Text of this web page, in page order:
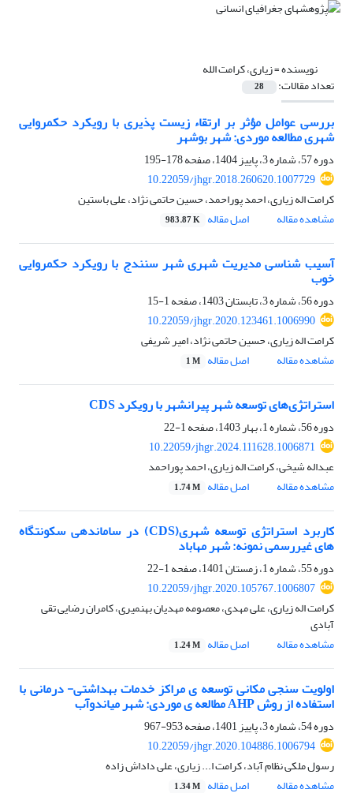
نویسنده =زیاری، کرامت ‏الله
تعداد مقالات: 28
بررسی عوامل مؤثر بر ارتقاء زیست پذیری با رویکرد حکمروایی
شهری مطالعه موردی: شهر بوشهر
دوره 57، شماره 3، پاییز 1404، صفحه
178-195
10.22059/jhgr.2018.260620.1007729
کرامت اله زیاری، احمد پوراحمد، حسین حاتمی نژاد، علی باستین
مشاهده مقاله
اصل مقاله 983.87 K
آسیب شناسی مدیریت شهری شهر سنندج با رویکرد حکمروایی
خوب
دوره 56، شماره 3، تابستان 1403، صفحه
1-15
10.22059/jhgr.2020.123461.1006990
کرامت اله زیاری، حسین حاتمی نژاد، امیر شریفی
مشاهده مقاله
اصل مقاله 1 M
استراتژی‌های توسعه شهر پیرانشهر با رویکرد CDS
دوره 56، شماره 1، بهار 1403، صفحه
1-22
10.22059/jhgr.2024.111628.1006871
عبداله شیخی، کرامت اله زیاری، احمد پوراحمد
مشاهده مقاله
اصل مقاله 1.74 M
کاربرد استراتژی توسعه شهری(CDS) در ساماندهی سکونتگاه
های غیررسمی نمونه: شهر مهاباد
دوره 55، شماره 1، زمستان 1401، صفحه
1-22
10.22059/jhgr.2020.105767.1006807
کرامت اله زیاری، علی مهدی، معصومه مهدیان بهنمیری، کامران رضایی تقی
آبادی
مشاهده مقاله
اصل مقاله 1.24 M
اولویت سنجی مکانی توسعه ی مراکز خدمات بهداشتی- درمانی با
استفاده از روش AHP مطالعه ی موردی: شهر میاندوآب
دوره 54، شماره 3، پاییز 1401، صفحه
953-967
10.22059/jhgr.2020.104886.1006794
رسول ملکی نظام آباد، کرامت ا... زیاری، علی داداش زاده
مشاهده مقاله
اصل مقاله 1.34 M